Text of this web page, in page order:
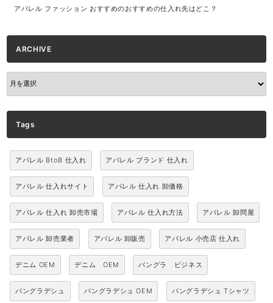
アパレル ファッション おすすめのおすすめの仕入れ先はどこ？
ARCHIVE
ARCHIVE
Tags
アパレル BtoB 仕入れ アパレル ブランド 仕入れ
アパレル 仕入れサイト アパレル 仕入れ 卸価格
アパレル 仕入れ 卸売市場 アパレル 仕入れ方法 アパレル 卸問屋
アパレル 卸売業者 アパレル 卸販売 アパレル 小売店 仕入れ
デニム OEM デニム OEM バングラ ビジネス
バングラデシュ バングラデシュ OEM バングラデシュ Tシャツ